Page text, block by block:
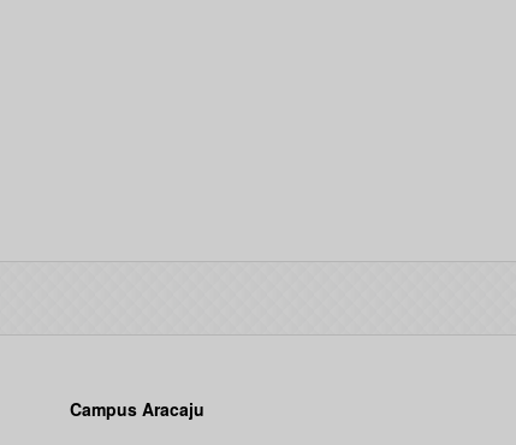
Campus Aracaju